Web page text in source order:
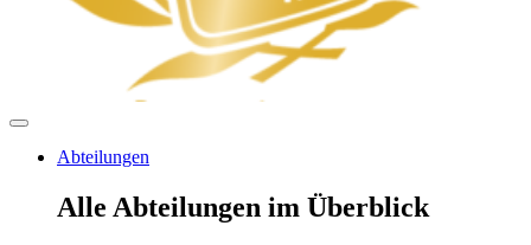
Abteilungen
Alle Abteilungen im Überblick